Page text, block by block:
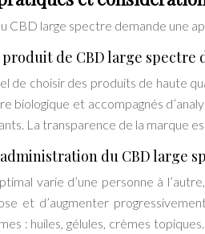
CBD large spectre demande une
de CBD large spectre
de choisir des produits de haute
biologique et accompagnés
La transparence de la marque
du CBD large
varie d’une personne à
et d’augmenter
: huiles, gélules, crèmes